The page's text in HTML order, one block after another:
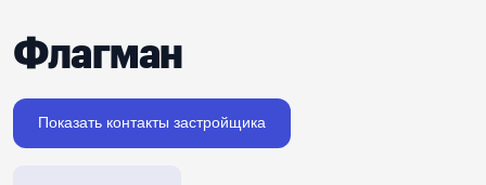
Флагман
Показать контакты застройщика